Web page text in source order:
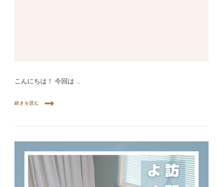
こんにちは！ 今回は …
続きを読む